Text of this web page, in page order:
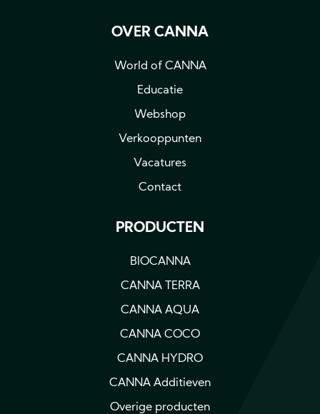
OVER CANNA
World of CANNA
Educatie
Webshop
Verkooppunten
Vacatures
Contact
PRODUCTEN
BIOCANNA
CANNA TERRA
CANNA AQUA
CANNA COCO
CANNA HYDRO
CANNA Additieven
Overige producten